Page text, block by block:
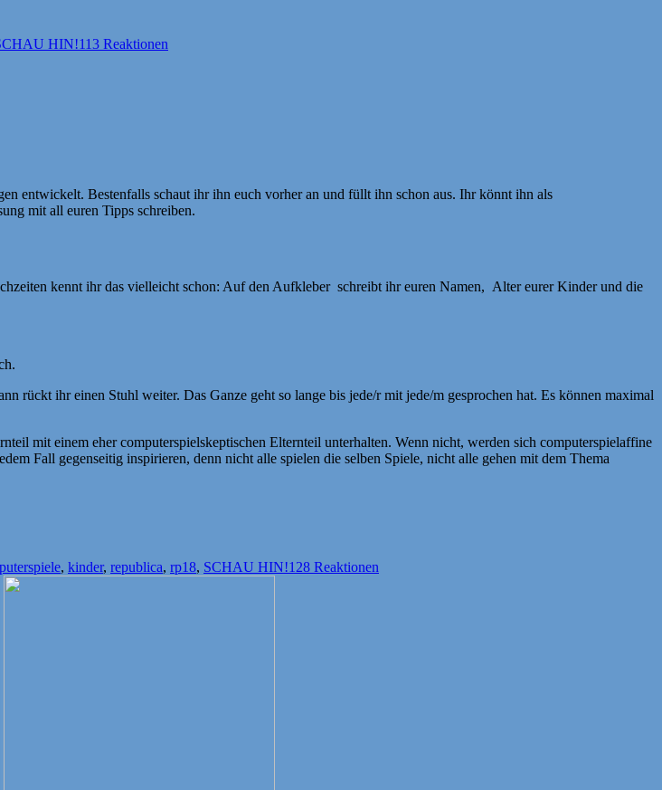
HIN!113 Reaktionen
entwickelt. Bestenfalls schaut ihr ihn euch vorher an und füllt ihn schon aus. Ihr könnt ihn als
mit all euren Tipps schreiben.
kennt ihr das vielleicht schon: Auf den Aufkleber schreibt ihr euren Namen, Alter eurer Kinder und die
rückt ihr einen Stuhl weiter. Das Ganze geht so lange bis jede/r mit jede/m gesprochen hat. Es können maximal
mit einem eher computerspielskeptischen Elternteil unterhalten. Wenn nicht, werden sich computerspielaffine
Fall gegenseitig inspirieren, denn nicht alle spielen die selben Spiele, nicht alle gehen mit dem Thema
, kinder, republica, rp18, SCHAU HIN!128 Reaktionen